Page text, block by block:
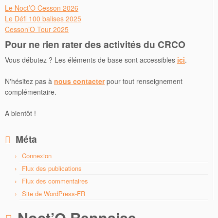
Le Noct’O Cesson 2026
Le Défi 100 balises 2025
Cesson’O Tour 2025
Pour ne rien rater des activités du CRCO
Vous débutez ? Les éléments de base sont accessibles ici.
N'hésitez pas à nous contacterpour tout renseignement
complémentaire.
A bientôt !
Méta
Connexion
Flux des publications
Flux des commentaires
Site de WordPress-FR